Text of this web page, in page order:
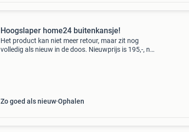
Hoogslaper home24 buitenkansje!
Het product kan niet meer retour, maar zit nog
volledig als nieuw in de doos. Nieuwprijs is 195,-, nu
Zo goed als nieuw Ophalen